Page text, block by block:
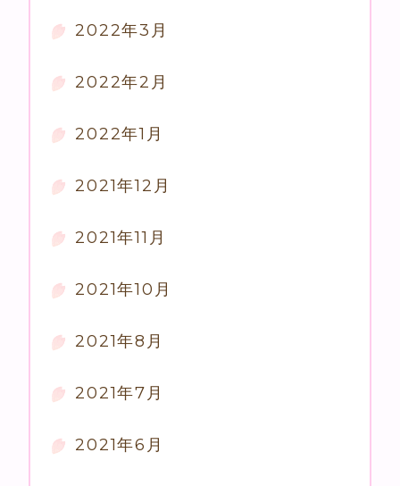
2022年3月
2022年2月
2022年1月
2021年12月
2021年11月
2021年10月
2021年8月
2021年7月
2021年6月